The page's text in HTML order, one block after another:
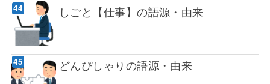
しごと【仕事】の語源・由来
どんぴしゃりの語源・由来